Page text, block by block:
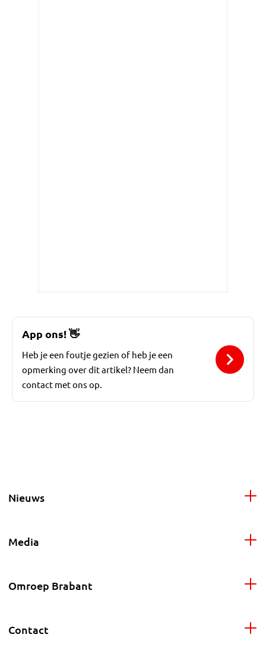
App ons!👋
Heb je een foutje gezien of heb je een
opmerking over dit artikel? Neem dan
contact met ons op.
Nieuws
Media
Omroep Brabant
Contact